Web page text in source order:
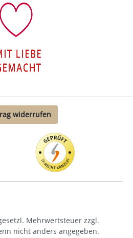
widerrufen
Mehrwertsteuer zzgl.
nicht anders angegeben.